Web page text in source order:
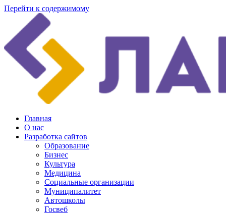
Перейти к содержимому
Главная
О нас
Разработка сайтов
Образование
Бизнес
Культура
Медицина
Социальные организации
Муниципалитет
Автошколы
Госвеб